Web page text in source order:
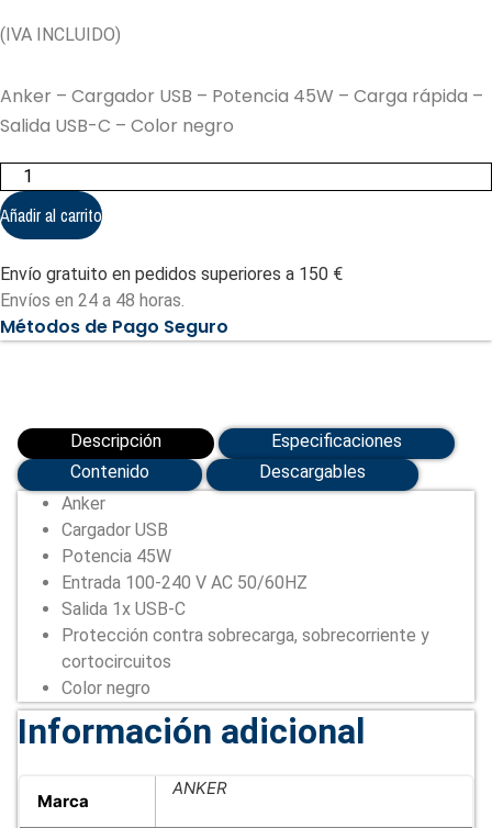
(IVA INCLUIDO)
Anker – Cargador USB – Potencia 45W – Carga rápida –
Salida USB-C – Color negro
Anker
-
Cargador
USB
(ANK-
WCHARGER-
45W1C-
B)
cantidad
Añadir al carrito
Envío gratuito en pedidos superiores a 150 €
Envíos en 24 a 48 horas.
Métodos de Pago Seguro
Descripción
Especificaciones
Contenido
Descargables
Anker
Cargador USB
Potencia 45W
Entrada 100-240 V AC 50/60HZ
Salida 1x USB-C
Protección contra sobrecarga, sobrecorriente y
cortocircuitos
Color negro
Información adicional
Marca
ANKER